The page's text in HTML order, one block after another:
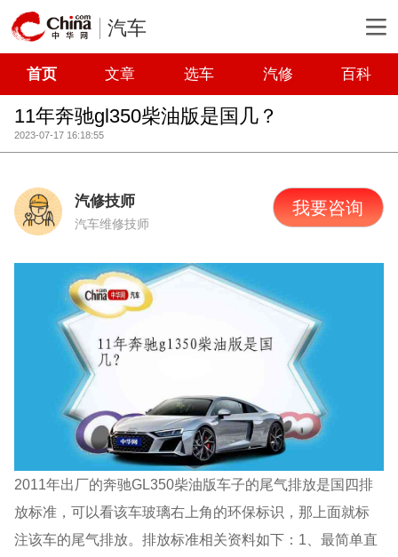
汽车
首页 文章 选车 汽修 百科
11年奔驰gl350柴油版是国几？
2023-07-17 16:18:55
汽修技师
汽车维修技师
我要咨询
2011年出厂的奔驰GL350柴油版车子的尾气排放是国四排
放标准，可以看该车玻璃右上角的环保标识，那上面就标
注该车的尾气排放。排放标准相关资料如下：1、最简单直